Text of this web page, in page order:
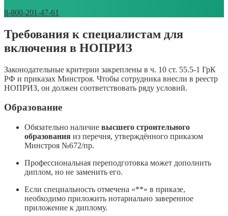
8-800-201-47-61
Требования к специалистам для
включения в НОПРИЗ
Законодательные критерии закреплены в ч. 10 ст. 55.5-1 ГрК
РФ и приказах Минстроя. Чтобы сотрудника внесли в реестр
НОПРИЗ, он должен соответствовать ряду условий.
Образование
Обязательно наличие высшего строительного
образования из перечня, утверждённого приказом
Минстроя №672/пр.
Профессиональная переподготовка может дополнить
диплом, но не заменить его.
Если специальность отмечена «**» в приказе,
необходимо приложить нотариально заверенное
приложение к диплому.